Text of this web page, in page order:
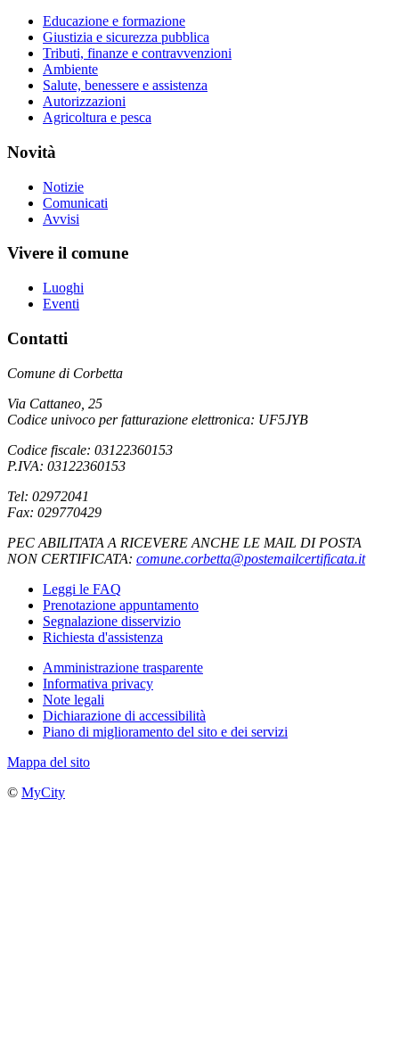
Educazione e formazione
Giustizia e sicurezza pubblica
Tributi, finanze e contravvenzioni
Ambiente
Salute, benessere e assistenza
Autorizzazioni
Agricoltura e pesca
Novità
Notizie
Comunicati
Avvisi
Vivere il comune
Luoghi
Eventi
Contatti
Comune di Corbetta
Via Cattaneo, 25
Codice univoco per fatturazione elettronica: UF5JYB
Codice fiscale: 03122360153
P.IVA: 03122360153
Tel: 02972041
Fax: 029770429
PEC ABILITATA A RICEVERE ANCHE LE MAIL DI POSTA
NON CERTIFICATA: comune.corbetta@postemailcertificata.it
Leggi le FAQ
Prenotazione appuntamento
Segnalazione disservizio
Richiesta d'assistenza
Amministrazione trasparente
Informativa privacy
Note legali
Dichiarazione di accessibilità
Piano di miglioramento del sito e dei servizi
Mappa del sito
© MyCity